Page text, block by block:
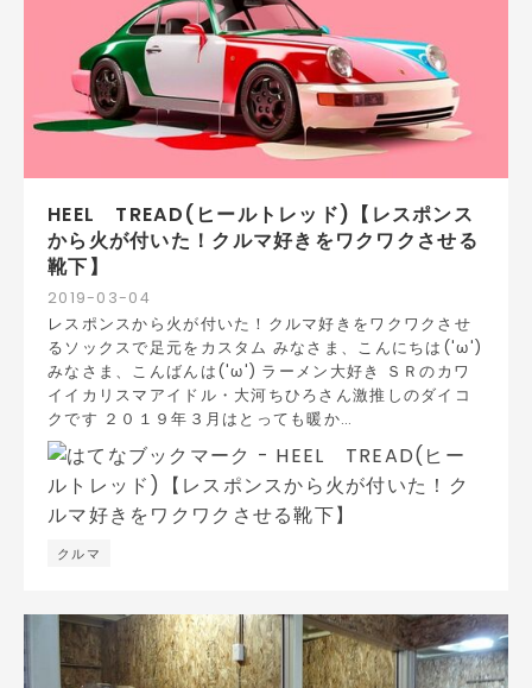
2019-03-04
HEEL TREAD(ヒールトレッド)【レスポンス
から火が付いた！クルマ好きをワクワクさせる
靴下】
クルマ
レスポンスから火が付いた！クルマ好きをワクワクさせ
るソックスで足元をカスタム みなさま、こんにちは('ω')
みなさま、こんばんは('ω') ラーメン大好き ＳＲのカワ
イイカリスマアイドル・大河ちひろさん激推しのダイコ
クです ２０１９年３月はとっても暖か…